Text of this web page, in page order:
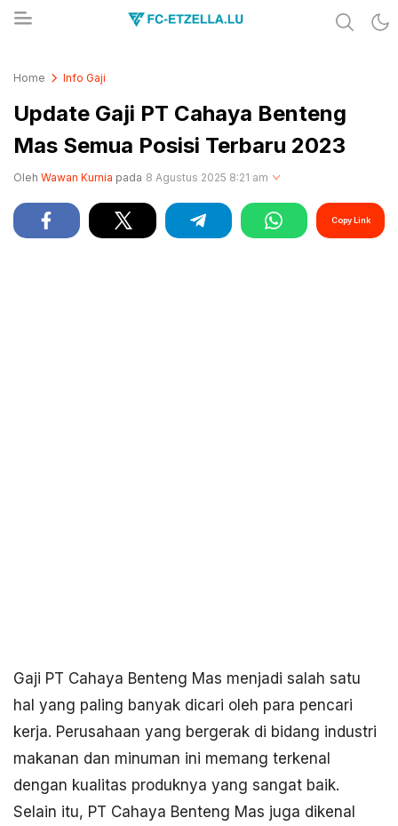
Home Info Gaji
Update Gaji PT Cahaya Benteng
Mas Semua Posisi Terbaru 2023
Oleh Wawan Kurnia pada 8 Agustus 2025 8:21 am
Copy Link
Gaji PT Cahaya Benteng Mas menjadi salah satu
hal yang paling banyak dicari oleh para pencari
kerja. Perusahaan yang bergerak di bidang industri
makanan dan minuman ini memang terkenal
dengan kualitas produknya yang sangat baik.
Selain itu, PT Cahaya Benteng Mas juga dikenal